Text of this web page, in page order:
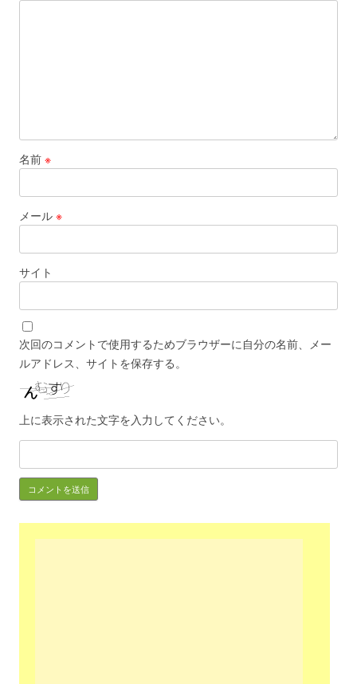
名前 ※
メール ※
サイト
次回のコメントで使用するためブラウザーに自分の名前、メー
ルアドレス、サイトを保存する。
上に表示された文字を入力してください。